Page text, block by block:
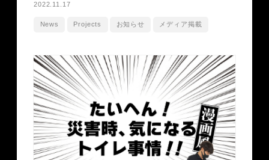
2022.11.17
News Projects お知らせ メディア掲載